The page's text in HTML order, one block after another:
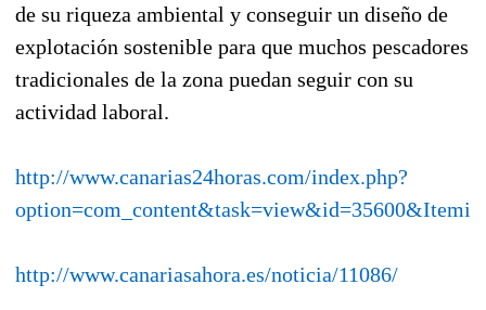
de su riqueza ambiental y conseguir un diseño de
explotación sostenible para que muchos pescadores
tradicionales de la zona puedan seguir con su
actividad laboral.
http://www.canarias24horas.com/index.php?
http://www.canariasahora.es/noticia/11086/